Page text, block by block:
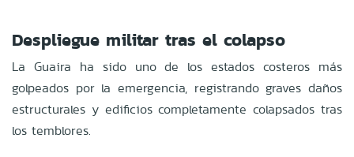
Despliegue militar tras el colapso
La Guaira ha sido uno de los estados costeros más
golpeados por la emergencia, registrando graves daños
estructurales y edificios completamente colapsados tras
los temblores.